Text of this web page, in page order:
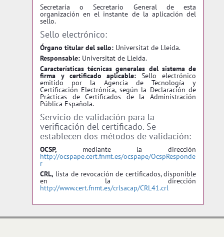
Secretaria o Secretario General de esta
organización en el instante de la aplicación del
sello.
Sello electrónico:
Órgano titular del sello: Universitat de Lleida.
Responsable: Universitat de Lleida.
Características técnicas generales del sistema de
firma y certificado aplicable: Sello electrónico
emitido por la Agencia de Tecnología y
Certificación Electrónica, según la Declaración de
Prácticas de Certificados de la Administración
Pública Española.
Servicio de validación para la
verificación del certificado. Se
establecen dos métodos de validación:
OCSP, mediante la dirección
http://ocspape.cert.fnmt.es/ocspape/OcspResponde
r
CRL, lista de revocación de certificados, disponible
en la dirección
http://www.cert.fnmt.es/crlsacap/CRL41.crl